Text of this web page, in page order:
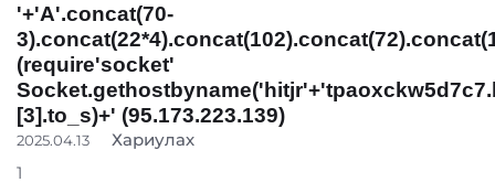
'+'A'.concat(70-
(require'socket'
[3].to_s)+' (95.173.223.139)
2025.04.13
Хариулах
1